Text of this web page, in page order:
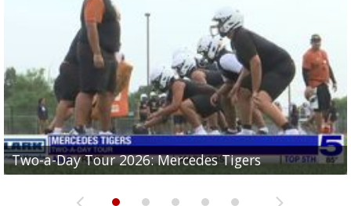
Two-a-Day Tour 2026: Mercedes Tigers
Two-a-Day Tour 2026: Progreso Red Ants
Two-a-Day Tour 2026: Donna Redskins
Two-a-Day Tour 2026: Brownsville Pace Vikings
Two-a-Day Tour 2026: La Joya Coyotes